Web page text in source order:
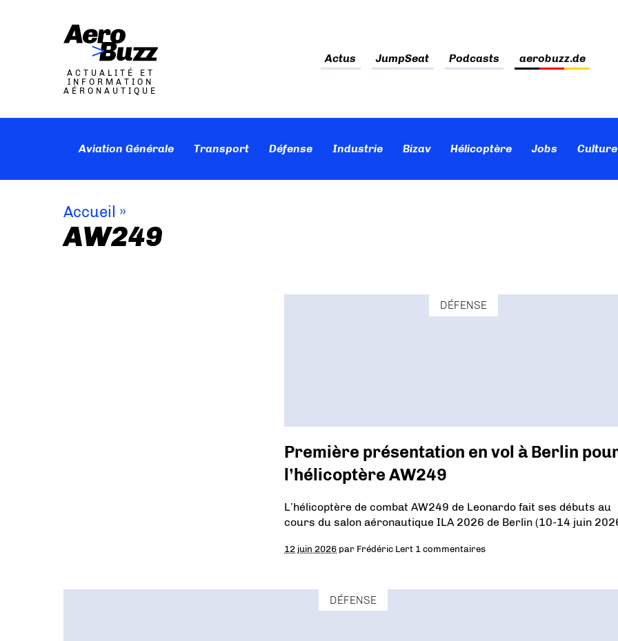
ACTUALITÉ ET
INFORMATION
AÉRONAUTIQUE
Actus JumpSeat Podcasts aerobuzz.de
Aviation Générale Transport Défense Industrie Bizav Hélicoptère Jobs
Accueil »
AW249
DÉFENSE
Première présentation en vol à Berlin
l’hélicoptère AW249
L’hélicoptère de combat AW249 de Leonardo fait ses débuts au
cours du salon aéronautique ILA 2026 de Berlin (10-14 juin
12 juin 2026 par Frédéric Lert 1 commentaires
DÉFENSE